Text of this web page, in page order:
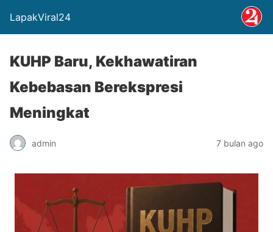
LapakViral24
KUHP Baru, Kekhawatiran
Kebebasan Berekspresi
Meningkat
admin 7 bulan ago